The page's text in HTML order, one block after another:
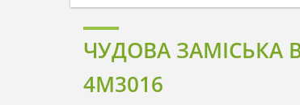
ЧУДОВА ЗАМІСЬКА
4M3016